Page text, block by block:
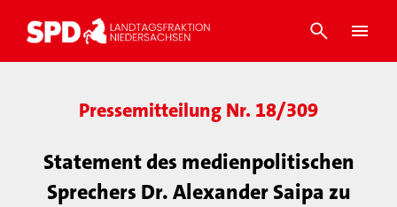
Pressemitteilung Nr. 18/309
Statement des medienpolitischen
Sprechers Dr. Alexander Saipa zu